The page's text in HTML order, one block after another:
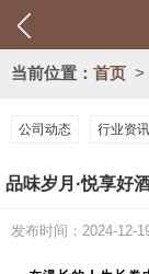
当前位置： 首页 >
公司动态 行业资讯
品味岁月·悦享好
发布时间：2024-12-